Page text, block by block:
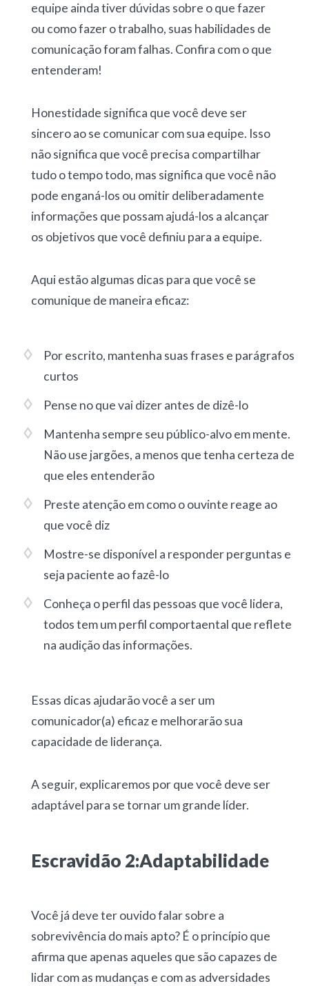
equipe ainda tiver dúvidas sobre o que fazer
ou como fazer o trabalho, suas habilidades de
comunicação foram falhas. Confira com o que
entenderam!
Honestidade significa que você deve ser
sincero ao se comunicar com sua equipe. Isso
não significa que você precisa compartilhar
tudo o tempo todo, mas significa que você não
pode enganá-los ou omitir deliberadamente
informações que possam ajudá-los a alcançar
os objetivos que você definiu para a equipe.
Aqui estão algumas dicas para que você se
comunique de maneira eficaz:
Por escrito, mantenha suas frases e parágrafos
curtos
Pense no que vai dizer antes de dizê-lo
Mantenha sempre seu público-alvo em mente.
Não use jargões, a menos que tenha certeza de
que eles entenderão
Preste atenção em como o ouvinte reage ao
que você diz
Mostre-se disponível a responder perguntas e
seja paciente ao fazê-lo
Conheça o perfil das pessoas que você lidera,
todos tem um perfil comportaental que reflete
na audição das informações.
Essas dicas ajudarão você a ser um
comunicador(a) eficaz e melhorarão sua
capacidade de liderança.
A seguir, explicaremos por que você deve ser
adaptável para se tornar um grande líder.
Escravidão 2:Adaptabilidade
Você já deve ter ouvido falar sobre a
sobrevivência do mais apto? É o princípio que
afirma que apenas aqueles que são capazes de
lidar com as mudanças e com as adversidades